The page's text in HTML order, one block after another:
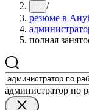
... /
резюме в
полная
администратор по